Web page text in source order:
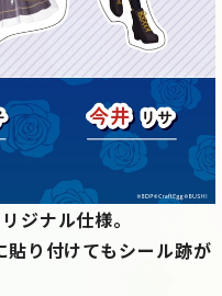
ジナル仕様。
り付けてもシール跡が